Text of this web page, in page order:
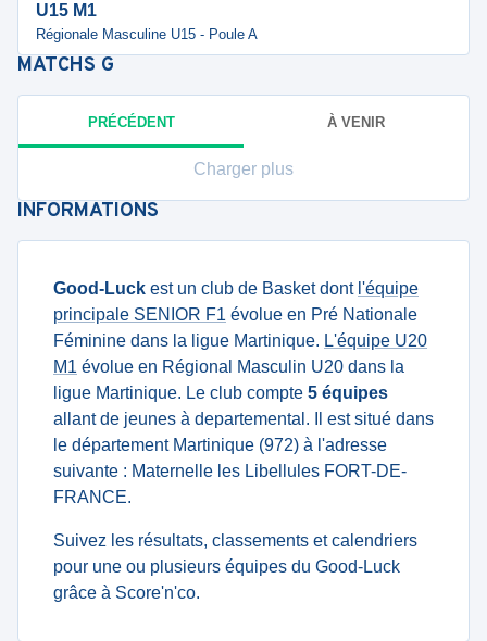
U15 M1
Régionale Masculine U15 - Poule A
MATCHS G
PRÉCÉDENT À VENIR
Charger plus
INFORMATIONS
Good-Luck est un club de Basket dont l'équipe
principale SENIOR F1 évolue en Pré Nationale
Féminine dans la ligue Martinique. L'équipe U20
M1 évolue en Régional Masculin U20 dans la
ligue Martinique. Le club compte 5 équipes
allant de jeunes à departemental. Il est situé dans
le département Martinique (972) à l'adresse
suivante : Maternelle les Libellules FORT-DE-
FRANCE.
Suivez les résultats, classements et calendriers
pour une ou plusieurs équipes du Good-Luck
grâce à Score'n'co.